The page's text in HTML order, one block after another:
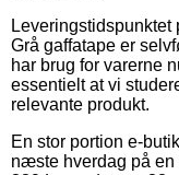
Grå gaffatape er
har brug for varerne
essentielt at vi
relevante produkt.
En stor portion e-
næste hverdag på